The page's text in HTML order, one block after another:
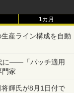
1カ月
産ライン構成を自動
に――「パッチ適用
門家
輝氏が8月1日付で